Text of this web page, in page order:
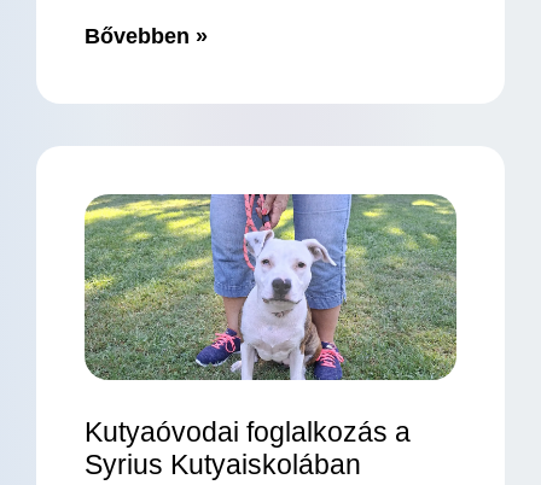
Bővebben »
Kutyaóvodai foglalkozás a
Syrius Kutyaiskolában